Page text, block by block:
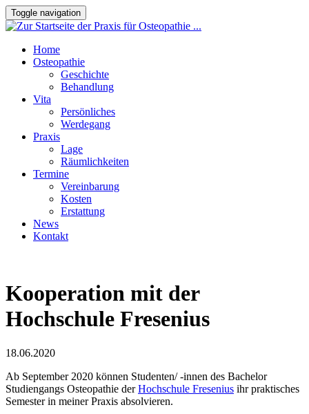
Toggle navigation
Home
Osteopathie
Geschichte
Behandlung
Vita
Persönliches
Werdegang
Praxis
Lage
Räumlichkeiten
Termine
Vereinbarung
Kosten
Erstattung
News
Kontakt
Kooperation mit der
Hochschule Fresenius
18.06.2020
Ab September 2020 können Studenten/ -innen des Bachelor
Studiengangs Osteopathie derHochschule Fresenius ihr praktisches
Semester in meiner Praxis absolvieren.